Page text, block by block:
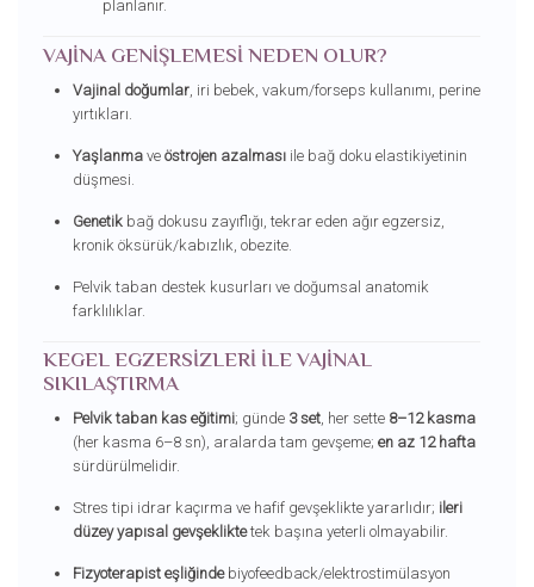
planlanır.
VAJINA GENIŞLEMESI NEDEN OLUR?
Vajinal doğumlar, iri bebek, vakum/forseps kullanımı, perine
yırtıkları.
Yaşlanmave östrojen azalmasıile bağ doku elastikiyetinin
düşmesi.
Genetikbağ dokusu zayıflığı, tekrar eden ağır egzersiz,
kronik öksürük/kabızlık, obezite.
Pelvik taban destek kusurları ve doğumsal anatomik
farklılıklar.
KEGEL EGZERSIZLERI ILE VAJINAL
SIKILAŞTIRMA
Pelvik taban kas eğitimi; günde 3 set, her sette 8–12 kasma
(her kasma 6–8 sn), aralarda tam gevşeme; en az 12 hafta
sürdürülmelidir.
Stres tipi idrar kaçırma ve hafif gevşeklikte yararlıdır; ileri
düzey yapısal gevşekliktetek başına yeterli olmayabilir.
Fizyoterapist eşliğindebiyofeedback/elektrostimülasyon